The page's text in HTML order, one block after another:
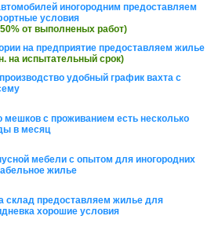
иногородним предоставляем
условия
от выполненых работ)
на предприятие предоставляем жилье
на испытательный срок)
удобный график вахта с
мешков с проживанием есть несколько
в месяц
мебели с опытом для иногородних
жилье
склад предоставляем жилье для
хорошие условия